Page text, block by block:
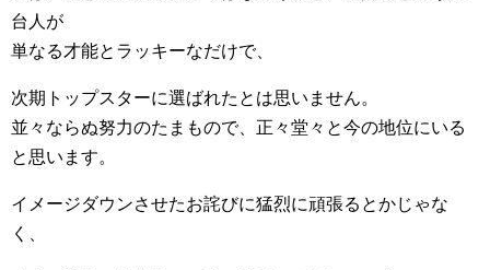
台人が
単なる才能とラッキーなだけで、
次期トップスターに選ばれたとは思いません。
並々ならぬ努力のたまもので、正々堂々と今の地位にいる
と思います。
イメージダウンさせたお詫びに猛烈に頑張るとかじゃな
く、